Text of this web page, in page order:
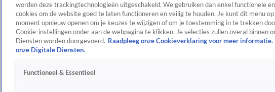
worden deze trackingtechnologieën uitgeschakeld. We gebruiken dan enkel functionele
cookies om de website goed te laten functioneren en veilig te houden. Je kunt dit menu
moment opnieuw openen om je keuzes te wijzigen of om je toestemming in te trekken
Cookie-instellingen onder aan de webpagina te klikken. Je selecties zullen overal binnen
Diensten worden doorgevoerd. Raadpleeg onze Cookieverklaring voor meer informatie.
onze Digitale Diensten.
Functioneel & Essentieel